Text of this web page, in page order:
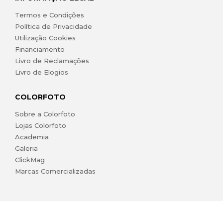
Termos e Condições
Política de Privacidade
Utilização Cookies
Financiamento
Livro de Reclamações
Livro de Elogios
COLORFOTO
Sobre a Colorfoto
Lojas Colorfoto
Academia
Galeria
ClickMag
Marcas Comercializadas